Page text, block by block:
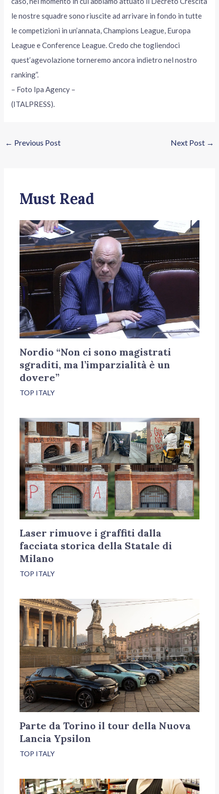
le nostre squadre sono riuscite ad arrivare in fondo in tutte
le competizioni in un’annata, Champions League, Europa
League e Conference League. Credo che togliendoci
quest’agevolazione torneremo ancora indietro nel nostro
ranking”.
– Foto Ipa Agency –
(ITALPRESS).
← Previous Post Next Post →
Must Read
Nordio “Non ci sono magistrati
sgraditi, ma l’imparzialità è un
dovere”
TOP ITALY
Laser rimuove i graffiti dalla
facciata storica della Statale di
Milano
TOP ITALY
Parte da Torino il tour della Nuova
Lancia Ypsilon
TOP ITALY